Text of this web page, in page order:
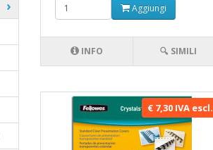
Aggiungi
INFO 🔍 SIMILI
€ 7,30 IVA escl.